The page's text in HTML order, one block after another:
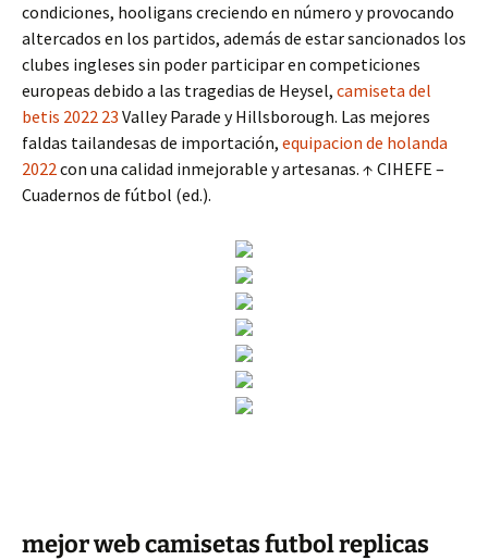
condiciones, hooligans creciendo en número y provocando
altercados en los partidos, además de estar sancionados los
clubes ingleses sin poder participar en competiciones
europeas debido a las tragedias de Heysel, camiseta del
betis 2022 23 Valley Parade y Hillsborough. Las mejores
faldas tailandesas de importación, equipacion de holanda
2022con una calidad inmejorable y artesanas. ↑ CIHEFE –
Cuadernos de fútbol (ed.).
mejor web camisetas futbol replicas